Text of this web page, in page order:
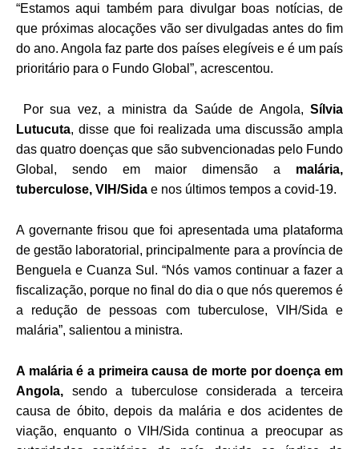
“Estamos aqui também para divulgar boas notícias, de
que próximas alocações vão ser divulgadas antes do fim
do ano. Angola faz parte dos países elegíveis e é um país
prioritário para o Fundo Global”, acrescentou.
Por sua vez, a ministra da Saúde de Angola, Sílvia
Lutucuta, disse que foi realizada uma discussão ampla
das quatro doenças que são subvencionadas pelo Fundo
Global, sendo em maior dimensão a malária,
tuberculose, VIH/Sida e nos últimos tempos a covid-19.
A governante frisou que foi apresentada uma plataforma
de gestão laboratorial, principalmente para a província de
Benguela e Cuanza Sul. “Nós vamos continuar a fazer a
fiscalização, porque no final do dia o que nós queremos é
a redução de pessoas com tuberculose, VIH/Sida e
malária”, salientou a ministra.
A malária é a primeira causa de morte por doença em
Angola, sendo a tuberculose considerada a terceira
causa de óbito, depois da malária e dos acidentes de
viação, enquanto o VIH/Sida continua a preocupar as